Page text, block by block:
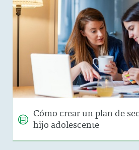
Cómo crear un plan de
hijo adolescente